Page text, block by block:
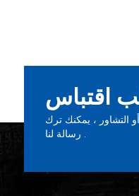
اقتباس
التشاور ، يمكنك ترك
رسالة لنا .